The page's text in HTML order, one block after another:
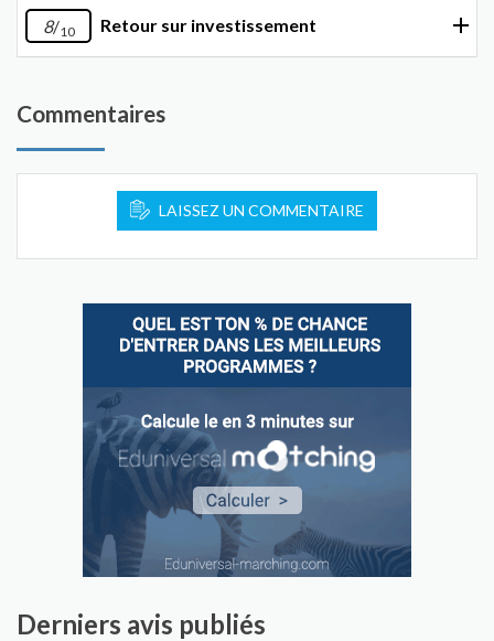
8/10 Retour sur investissement
Commentaires
LAISSEZ UN COMMENTAIRE
Derniers avis publiés